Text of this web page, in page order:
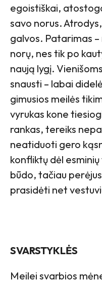
egoistiškai,
savo norus.
galvos. Patarimas
norų, nes tik po
naują lygį.
snausti – labai
gimusios meilės
vyrukas kone
rankas, tereiks
neatiduoti gero
konfliktų dėl
būdo, tačiau
prasidėti net
SVARSTYKLĖS
Meilei svarbios